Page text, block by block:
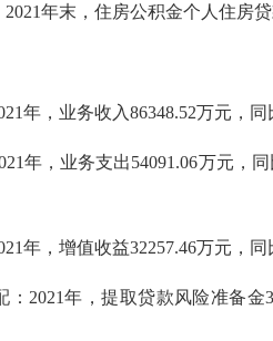
年末，住房公积金个人住房贷
，业务收入86348.52万元，同
，业务支出54091.06万元，同
，增值收益32257.46万元，同
年，提取贷款风险准备金